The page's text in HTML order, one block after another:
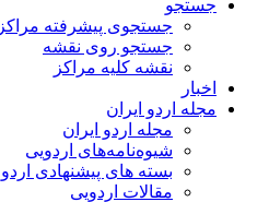
جستجو
جستجوی پیشرفته مراکز
جستجو روی نقشه
نقشه کلیه مراکز
اخبار
مجله اردو ایران
مجله اردو ایران
شیوه‌نامه‌های اردویی
بسته های پیشنهادی اردو
مقالات اردویی